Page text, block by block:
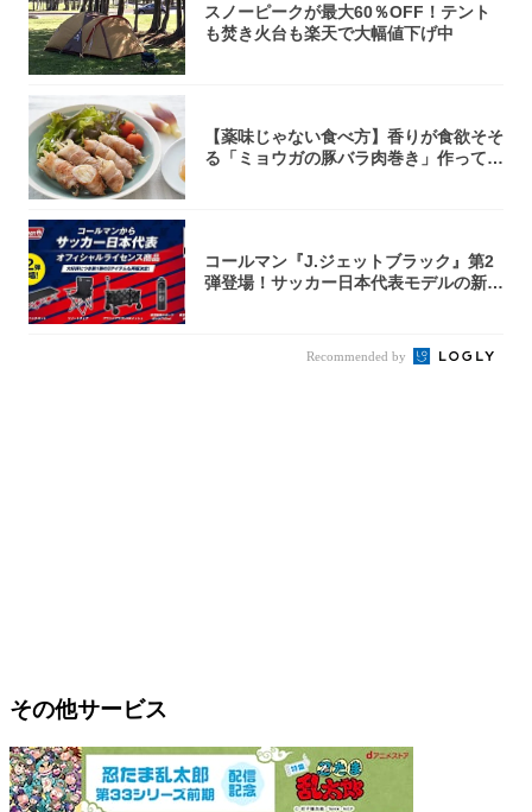
スノーピークが最大60％OFF！テント
も焚き火台も楽天で大幅値下げ中
【薬味じゃない食べ方】香りが食欲そそ
る「ミョウガの豚バラ肉巻き」作ってみ
コールマン『J.ジェットブラック』第2
弾登場！サッカー日本代表モデルの新作
Recommended by
その他サービス